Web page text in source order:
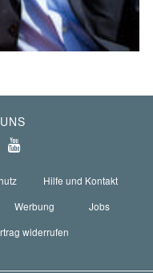
Hilfe und Kontakt
Werbung
Jobs
widerrufen